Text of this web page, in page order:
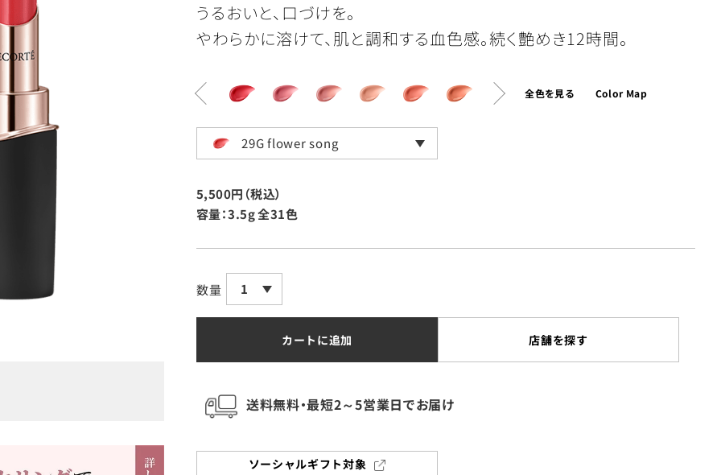
うるおいと、口づけを。
やわらかに溶けて、肌と調和する血色感。続く艶めき12時間。
全色を見る Color Map
29G flower song
5,500円（税込）
容量：3.5g全31色
数量 1
カートに追加 店舗を探す
送料無料・最短2～5営業日でお届け
ソーシャルギフト対象